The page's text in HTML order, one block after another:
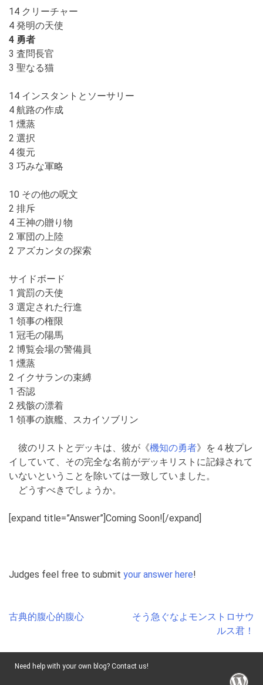
14 クリーチャー
4 発明の天使
4 勇者
3 査問長官
3 聖なる猫
14 インスタントとソーサリー
4 航路の作成
1 燻蒸
2 選択
4 復元
3 巧みな軍略
10 その他の呪文
2 排斥
4 王神の贈り物
2 軍団の上陸
2 アズカンタの探索
サイドボード
1 賞罰の天使
3 選定された行進
1 領事の権限
1 冠毛の陽馬
2 博覧会場の警備員
1 燻蒸
2 イクサランの束縛
1 否認
2 残骸の漂着
1 領事の旗艦、スカイソブリン
彼のリストとデッキは、彼が《機知の勇者》を４枚プレ
イしていて、その完全な名前がデッキリストに記録されて
いないということを除いては一致していました。
どうすべきでしょうか。
[expand title=”Answer”]Coming Soon![/expand]
Judges feel free to submit your answer here!
Post
古典的腹心的腹心
そう急ぐなよモンストロサウ
ルス君！
Need help with your own blog? Contact us!